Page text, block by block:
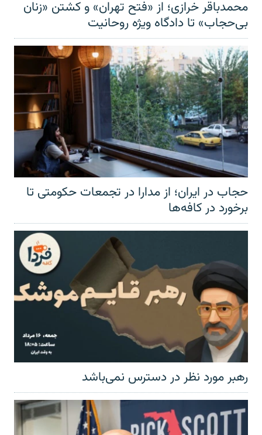
محمدباقر خرازی؛ از «فتح تهران» و کشتن «زنان
بی‌حجاب» تا دادگاه ویژه روحانیت
حجاب در ایران؛ از مدارا در تجمعات حکومتی تا
برخورد در کافه‌ها
رهبر مورد نظر در دسترس نمی‌باشد